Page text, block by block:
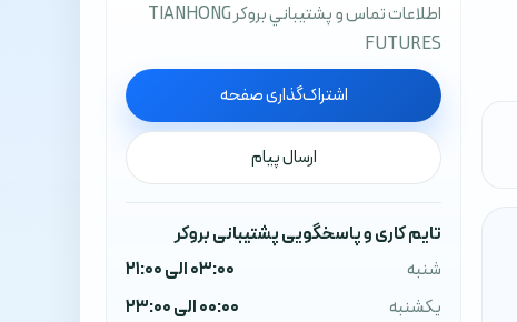
اطلاعات تماس و پشتيباني بروکر TIANHONG
FUTURES
اشتراک‌گذاری صفحه
ارسال پیام
تایم کاری و پاسخگویی پشتیبانی بروکر
شنبه
03:00 الی 21:00
یکشنبه
00:00 الی 23:00